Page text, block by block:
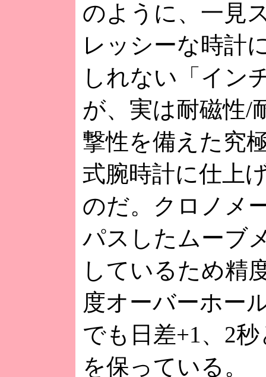
のように、一見
レッシーな時計
しれない「イン
が、実は耐磁性/
撃性を備えた究
式腕時計に仕上
のだ。クロノメ
パスしたムーブ
しているため精
度オーバーホー
でも日差+1、2
を保っている。